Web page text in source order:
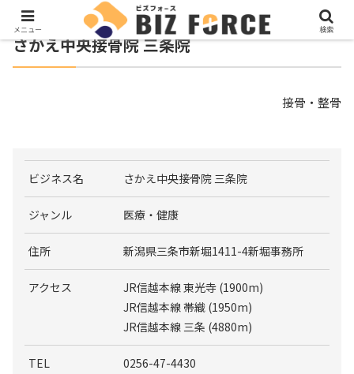
さかえ中央接骨院 三条院
接骨・整骨
ビジネス名 さかえ中央接骨院 三条院
ジャンル 医療・健康
住所 新潟県三条市新堀1411-4新堀事務所
アクセス
JR信越本線 東光寺 (1900m)
JR信越本線 帯織 (1950m)
JR信越本線 三条 (4880m)
TEL 0256-47-4430
メニュー 検索